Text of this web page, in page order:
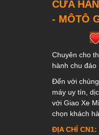
CỬA
- MÔTÔ
Chuyên cho
hành chu đáo
Đến với
máy uy tín,
với Giao Xe
chọn khách
ĐỊA CHỈ CN1: